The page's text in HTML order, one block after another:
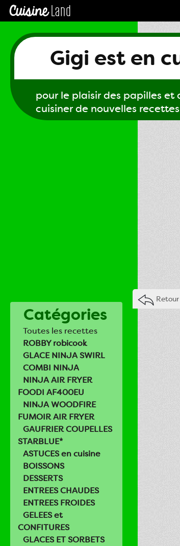
Gigi est en
pour le plaisir des papilles et
cuisiner de nouvelles
Catégories
Toutes les recettes
ROBBY robicook
GLACE NINJA SWIRL
COMBI NINJA
NINJA AIR FRYER
FOODI AF400EU
NINJA WOODFIRE
FUMOIR AIR FRYER
GAUFRIER COUPELLES
STARBLUE*
ASTUCES en cuisine
BOISSONS
DESSERTS
ENTREES CHAUDES
ENTREES FROIDES
GELEES et
CONFITURES
GLACES ET SORBETS